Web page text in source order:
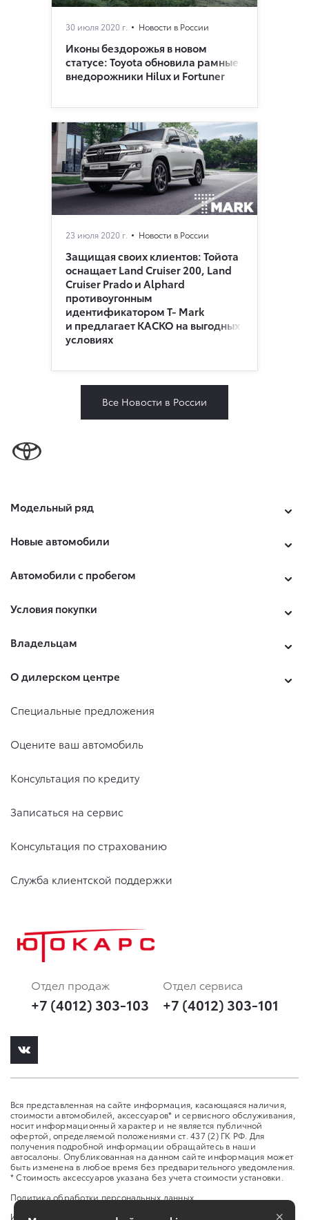
30 июля 2020 г. Новости в России
Иконы бездорожья в новом
статусе: Toyota обновила рамные
внедорожники Hilux и Fortuner
23 июля 2020 г. Новости в России
Защищая своих клиентов: Тойота
оснащает Land Cruiser 200, Land
Cruiser Prado и Alphard
противоугонным
идентификатором Т- Mark
и предлагает КАСКО на выгодных
условиях
Все Новости в России
Модельный ряд
Новые автомобили
Автомобили с пробегом
Условия покупки
Владельцам
О дилерском центре
Специальные предложения
Оцените ваш автомобиль
Консультация по кредиту
Записаться на сервис
Консультация по страхованию
Служба клиентской поддержки
Отдел продаж
+7 (4012) 303-103
Отдел сервиса
+7 (4012) 303-101
Вся представленная на сайте информация, касающаяся наличия,
стоимости автомобилей, аксессуаров* и сервисного обслуживания,
носит информационный характер и не является публичной
офертой, определяемой положениями ст. 437 (2) ГК РФ. Для
получения подробной информации обращайтесь в наши
автосалоны. Опубликованная на данном сайте информация может
быть изменена в любое время без предварительного уведомления.
* Стоимость аксессуаров указана без учета стоимости установки.
Политика обработки персональных данных
Изменить настройку cookies
×